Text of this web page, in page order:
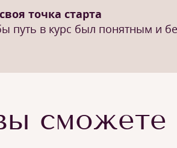
точка старта
путь в курс был понятным и
сможете